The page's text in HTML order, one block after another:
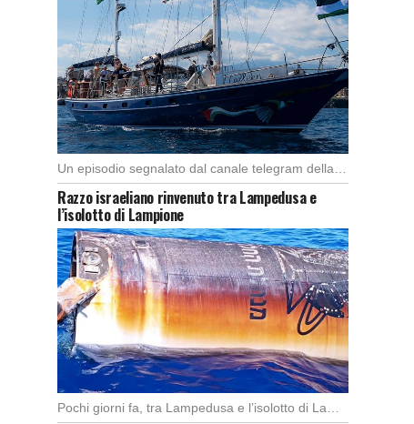
Razzo israeliano rinvenuto tra Lampedusa e
l’isolotto di Lampione